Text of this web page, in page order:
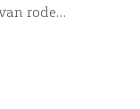
rode